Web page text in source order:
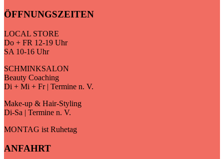
ÖFFNUNGSZEITEN
LOCAL STORE
Do + FR 12-19 Uhr
SA 10-16 Uhr
SCHMINKSALON
Beauty Coaching
Di + Mi + Fr | Termine n. V.
Make-up & Hair-Styling
Di-Sa | Termine n. V.
MONTAG ist Ruhetag
ANFAHRT